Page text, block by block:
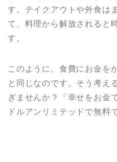
す。テイクアウトや外食は
て、料理から解放されると
す。
このように、食費にお金を
と同じなのです。そう考え
ぎませんか？「幸せをお金
ドルアンリミテッドで無料